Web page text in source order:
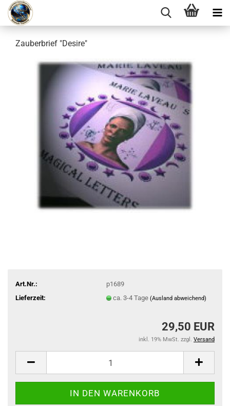
Zauberbrief "Desire"
Art.Nr.:
p1689
Lieferzeit:
ca. 3-4 Tage (Ausland abweichend)
29,50 EUR
inkl. 19% MwSt. zzgl. Versand